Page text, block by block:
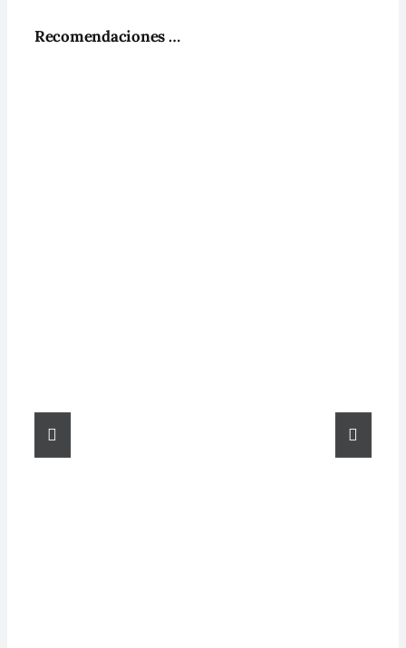
Recomendaciones …